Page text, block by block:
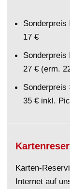
Sonderpreis
17 €
Sonderpreis
27 € (erm.
Sonderpreis
35 € inkl.
Karten-
Internet auf